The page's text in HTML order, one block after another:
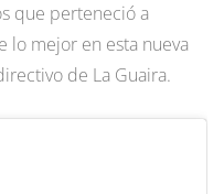
que perteneció a
lo mejor en esta nueva
de La Guaira.